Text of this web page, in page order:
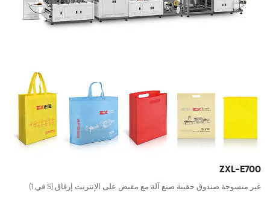
ZXL-E700
غير منسوجة صندوق حقيبة صنع آلة مع مقبض على الإنترنت إرفاق (5 في 1)